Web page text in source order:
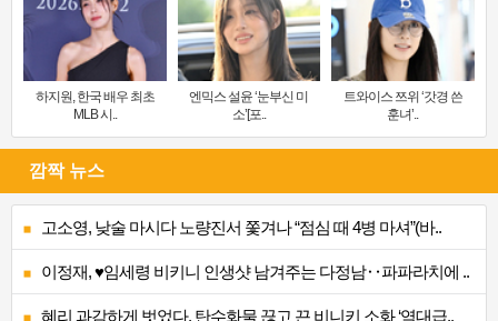
하지원, 한국 배우 최초
MLB 시..
엔믹스 설윤 ‘눈부신 미
소’[포..
트와이스 쯔위 ‘갓경 쓴
훈녀’..
깜짝 뉴스
고소영, 낮술 마시다 노량진서 쫓겨나 “점심 때 4병 마셔”(바..
이정재, ♥임세령 비키니 인생샷 남겨주는 다정남‥파파라치에 ..
혜리 과감하게 벗었다, 탄수화물 끊고 끈 비니키 소화 ‘역대급..